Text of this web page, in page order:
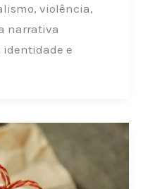
violência,
narrativa
identidade e